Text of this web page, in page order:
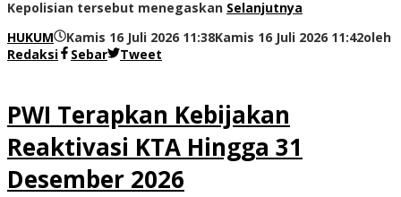
Kepolisian tersebut menegaskan Selanjutnya
HUKUM
Kamis 16 Juli 2026 11:38Kamis 16 Juli 2026 11:42oleh
Redaksi
Sebar Tweet
PWI Terapkan Kebijakan
Reaktivasi KTA Hingga 31
Desember 2026